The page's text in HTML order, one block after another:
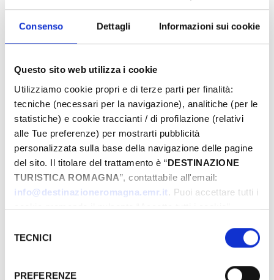
Consenso Dettagli Informazioni sui cookie
Questo sito web utilizza i cookie
Utilizziamo cookie propri e di terze parti per finalità:
tecniche (necessari per la navigazione), analitiche (per le
statistiche) e cookie traccianti / di profilazione (relativi
alle Tue preferenze) per mostrarti pubblicità
personalizzata sulla base della navigazione delle pagine
del sito. Il titolare del trattamento è “DESTINAZIONE
TURISTICA ROMAGNA”, contattabile all'email:
info@destinazioneromagna.emr.it. Puoi accettare tutti i
cookie premendo il pulsante “Accetta tutti i cookie”,
gestire le tue preferenze facendo clic su “Personalizza”.
Qualora acconsenti a tutti i cookie i Tuoi dati potranno
delTECNICI
PREFERENZE
proposte e preparati a vivere emozioni
uniche. Prenota ora la tua Pasqua da sogno!
Eventi di Pasqua Riviera Rimini
Dal
A
Comune